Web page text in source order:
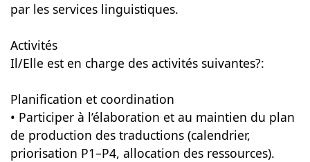
par les services linguistiques.
Activités
Il/Elle est en charge des activités suivantes?:
Planification et coordination
• Participer à l’élaboration et au maintien du plan
de production des traductions (calendrier,
priorisation P1–P4, allocation des ressources).